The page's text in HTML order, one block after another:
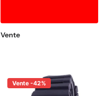
Vente
Vente -42%